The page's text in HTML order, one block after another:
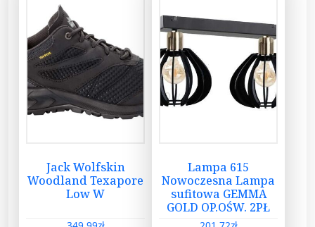
Jack Wolfskin
Woodland Texapore
Low W
Lampa 615
Nowoczesna Lampa
sufitowa GEMMA
GOLD OP.OŚW. 2PŁ